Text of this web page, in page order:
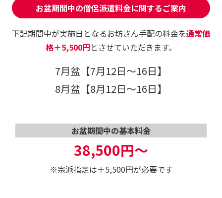
お盆期間中の僧侶派遣料金に関するご案内
下記期間中が実施日となるお坊さん手配の料金を通常価
格＋5,500円とさせていただきます。
7月盆【7月12日～16日】
8月盆【8月12日～16日】
お盆期間中の基本料金
38,500円～
※宗派指定は＋5,500円が必要です